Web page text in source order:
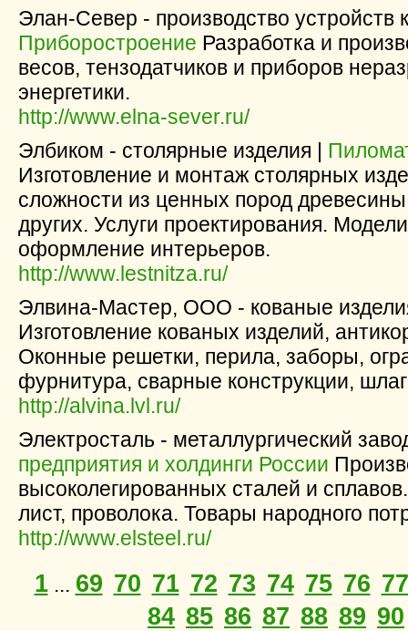
Элан-Север - производство устройств
Приборостроение Разработка и
весов, тензодатчиков и приборов
энергетики.
http://www.elna-sever.ru/
Элбиком - столярные изделия |
Изготовление и монтаж столярных
сложности из ценных пород
других. Услуги проектирования.
оформление интерьеров.
http://www.lestnitza.ru/
Элвина-Мастер, ООО - кованые
Изготовление кованых изделий,
Оконные решетки, перила, заборы,
фурнитура, сварные конструкции,
http://alvina.lvl.ru/
Электросталь - металлургический
предприятия и холдинги России
высоколегированных сталей и
лист, проволока. Товары народного
http://www.elsteel.ru/
1... 69 70 71 72 73 74 75 76 77
84 85 86 87 88 89 90